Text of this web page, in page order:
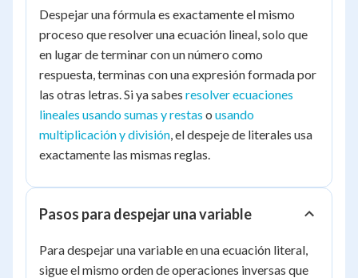
Despejar una fórmula es exactamente el mismo
proceso que resolver una ecuación lineal, solo que
en lugar de terminar con un número como
respuesta, terminas con una expresión formada por
las otras letras. Si ya sabes resolver ecuaciones
lineales usando sumas y restas o usando
multiplicación y división , el despeje de literales usa
exactamente las mismas reglas.
Pasos para despejar una variable
Para despejar una variable en una ecuación literal,
sigue el mismo orden de operaciones inversas que